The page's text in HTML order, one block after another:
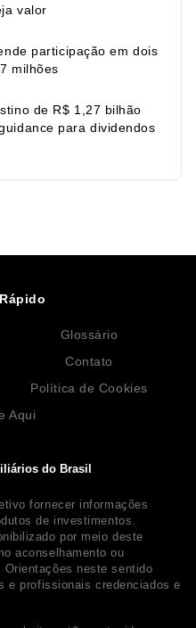
valor
participação em dois
milhões
de R$ 1,27 bilhão
para dividendos
do Brasil
fornecer informações
de investimentos.
por meio deste
aconselhamento ou
Orientações neste sentido
e profissionais credenciados e
Glossário
Contato
Política de Cookies
Aqui